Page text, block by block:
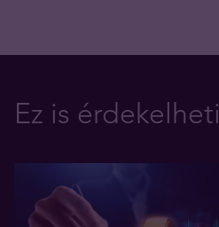
Ez is érdekelheti